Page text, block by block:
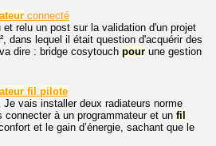
connecté
et relu un post sur la validation d'un projet
dans lequel il était question d'acquérir des
dire : bridge cosytouch pour une gestion
fil pilote
vais installer deux radiateurs norme
à un programmateur et un fil
et le gain d’énergie, sachant que le